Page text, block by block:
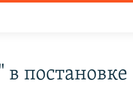
постановке